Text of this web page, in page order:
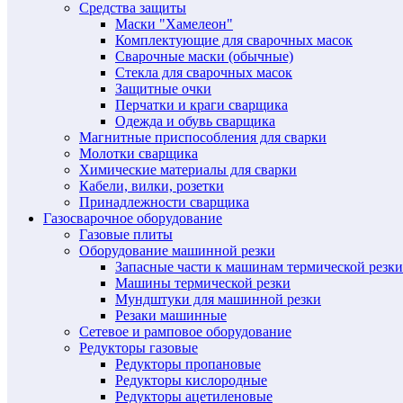
Средства защиты
Маски "Хамелеон"
Комплектующие для сварочных масок
Сварочные маски (обычные)
Стекла для сварочных масок
Защитные очки
Перчатки и краги сварщика
Одежда и обувь сварщика
Магнитные приспособления для сварки
Молотки сварщика
Химические материалы для сварки
Кабели, вилки, розетки
Принадлежности сварщика
Газосварочное оборудование
Газовые плиты
Оборудование машинной резки
Запасные части к машинам термической резки
Машины термической резки
Мундштуки для машинной резки
Резаки машинные
Сетевое и рамповое оборудование
Редукторы газовые
Редукторы пропановые
Редукторы кислородные
Редукторы ацетиленовые